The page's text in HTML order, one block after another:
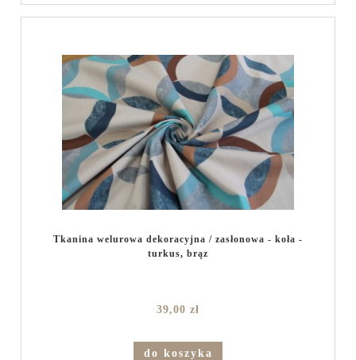
Tkanina welurowa dekoracyjna / zasłonowa - koła -
turkus, brąz
39,00 zł
do koszyka